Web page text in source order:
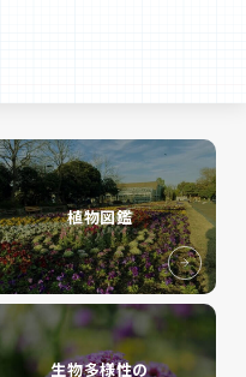
植物図鑑
生物多様性の